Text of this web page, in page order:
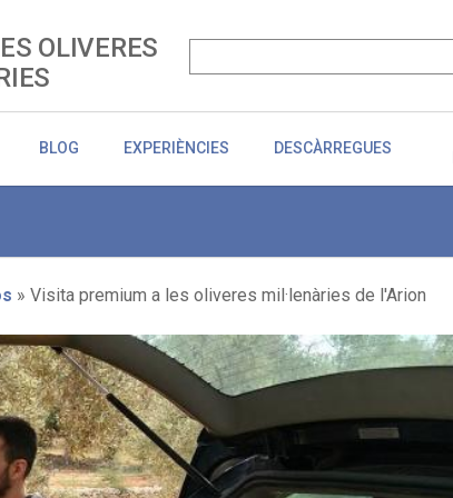
OLIVERES
BLOG EXPERIÈNCIES DESCÀRREGUES
Visita premium a les oliveres mil·lenàries de l'Arion